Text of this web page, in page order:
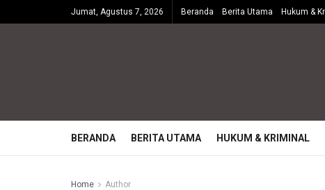
Jumat, Agustus 7, 2026 Beranda Berita Utama Hukum &
BERANDA BERITA UTAMA HUKUM & KRIMINAL
Home Author